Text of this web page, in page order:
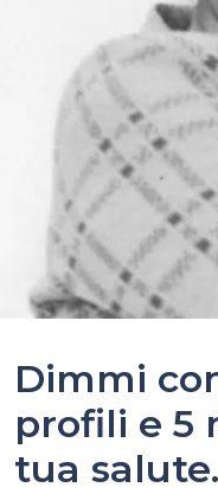
Dimmi
profili e 5
tua salute.